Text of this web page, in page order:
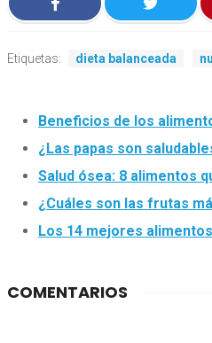
Etiquetas: dieta balanceada
Beneficios de los
¿Las papas son
Salud ósea: 8 alimentos
¿Cuáles son las frutas
Los 14 mejores
COMENTARIOS